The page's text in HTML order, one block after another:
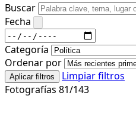
Buscar
Fecha
Categoría
Ordenar por
Aplicar filtros
Limpiar filtros
Fotografías 81/143